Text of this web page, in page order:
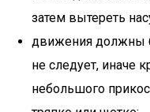
затем вытереть
движения должны
не следует, иначе
небольшого